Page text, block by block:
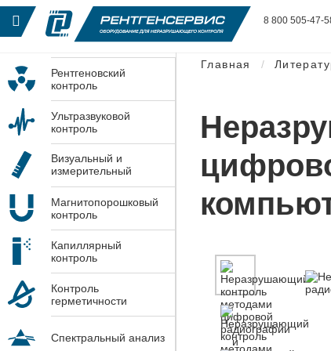
8 800 505-47-
Рентгеновский
контроль
Ультразвуковой
контроль
Визуальный и
измерительный
Магнитопорошковый
контроль
Капиллярный
контроль
Контроль
герметичности
Спектральный анализ
Главная